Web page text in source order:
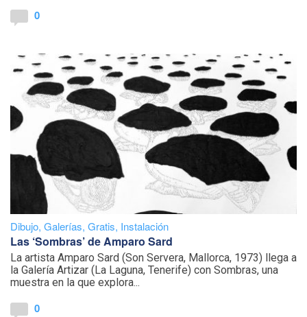
0
Dibujo, Galerías, Gratis, Instalación
Las ‘Sombras’ de Amparo Sard
La artista Amparo Sard (Son Servera, Mallorca, 1973) llega a
la Galería Artizar (La Laguna, Tenerife) con Sombras, una
muestra en la que explora...
0